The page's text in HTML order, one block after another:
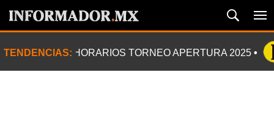
TENDENCIAS: HORARIOS TORNEO APERTURA 2025